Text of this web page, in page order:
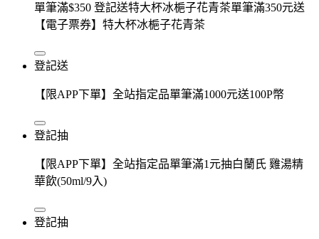
單筆滿$350 登記送特大杯冰梔子花青茶單筆滿350元送
【電子票券】特大杯冰梔子花青茶
登記送
【限APP下單】全站指定品單筆滿1000元送100P幣
登記抽
【限APP下單】全站指定品單筆滿1元抽白蘭氏 雞湯精
華飲(50ml/9入)
登記抽